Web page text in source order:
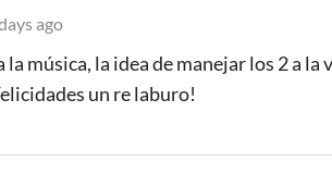
ago
la música, la idea de manejar los 2 a
un re laburo!